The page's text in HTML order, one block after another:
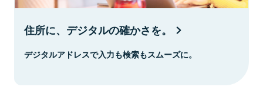
住所に、デジタルの確かさを。
デジタルアドレスで入力も検索もスムーズに。